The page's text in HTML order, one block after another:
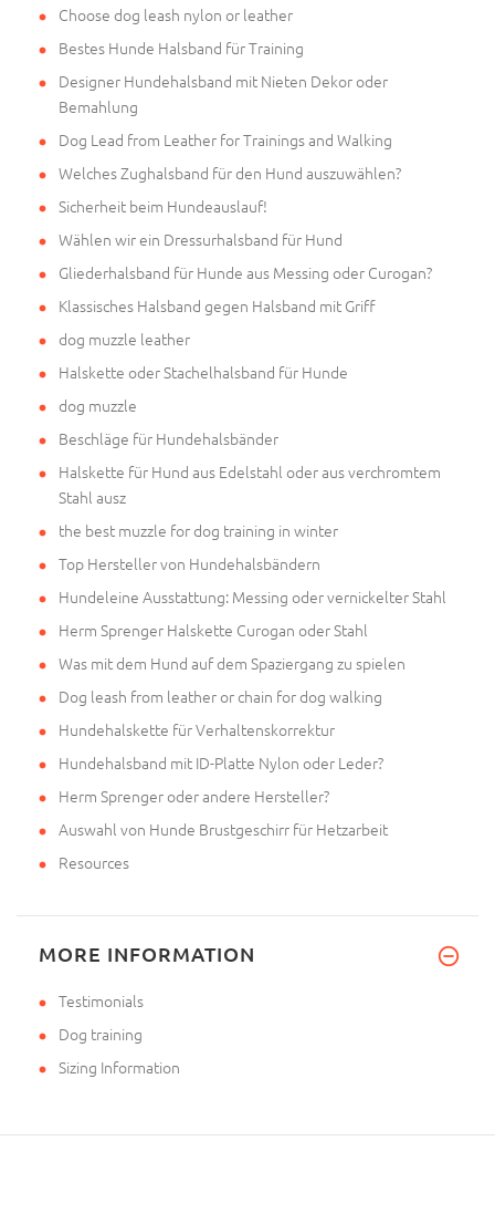
Choose dog leash nylon or leather
Bestes Hunde Halsband für Training
Designer Hundehalsband mit Nieten Dekor oder
Bemahlung
Dog Lead from Leather for Trainings and Walking
Welches Zughalsband für den Hund auszuwählen?
Sicherheit beim Hundeauslauf!
Wählen wir ein Dressurhalsband für Hund
Gliederhalsband für Hunde aus Messing oder Curogan?
Klassisches Halsband gegen Halsband mit Griff
dog muzzle leather
Halskette oder Stachelhalsband für Hunde
dog muzzle
Beschläge für Hundehalsbänder
Halskette für Hund aus Edelstahl oder aus verchromtem
Stahl ausz
the best muzzle for dog training in winter
Top Hersteller von Hundehalsbändern
Hundeleine Ausstattung: Messing oder vernickelter Stahl
Herm Sprenger Halskette Curogan oder Stahl
Was mit dem Hund auf dem Spaziergang zu spielen
Dog leash from leather or chain for dog walking
Hundehalskette für Verhaltenskorrektur
Hundehalsband mit ID-Platte Nylon oder Leder?
Herm Sprenger oder andere Hersteller?
Auswahl von Hunde Brustgeschirr für Hetzarbeit
Resources
MORE INFORMATION
Testimonials
Dog training
Sizing Information